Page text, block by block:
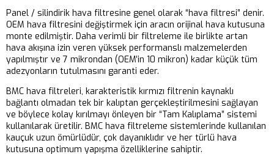
Panel / silindirik hava filtresine genel olarak “hava filtresi” denir.
OEM hava filtresini değiştirmek için aracın orijinal hava kutusuna
monte edilmiştir. Daha verimli bir filtreleme ile birlikte artan
hava akışına izin veren yüksek performanslı malzemelerden
yapılmıştır ve 7 mikrondan (OEM’in 10 mikron) kadar küçük tüm
adezyonların tutulmasını garanti eder.
BMC hava filtreleri, karakteristik kırmızı filtrenin kaynaklı
bağlantı olmadan tek bir kalıptan gerçekleştirilmesini sağlayan
ve böylece kolay kırılmayı önleyen bir “Tam Kalıplama” sistemi
kullanılarak üretilir. BMC hava filtreleme sistemlerinde kullanılan
kauçuk uzun ömürlüdür, çok dayanıklıdır ve her türlü hava
kutusuna optimum yapışma özelliklerine sahiptir.